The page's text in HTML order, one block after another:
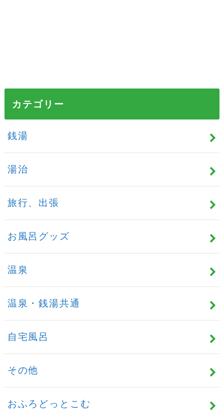
カテゴリー
銭湯
湯治
旅行、出張
お風呂グッズ
温泉
温泉・銭湯共通
自宅風呂
その他
おふろどっとこむ